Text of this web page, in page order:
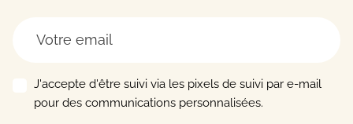
J'accepte d'être suivi via les pixels de suivi par e-mail
pour des communications personnalisées.